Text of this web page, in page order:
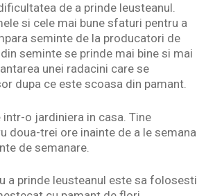
de a prinde leusteanul.
si cele mai bune sfaturi pentru a
seminte de la producatori de
seminte se prinde mai bine si mai
unei radacini care se
dupa ce este scoasa din pamant.
o jardiniera in casa. Tine
doua-trei ore inainte de a le semana
de semanare.
a prinde leusteanul este sa folosesti